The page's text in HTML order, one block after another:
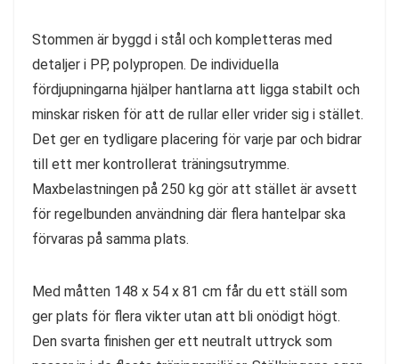
Stommen är byggd i stål och kompletteras med
detaljer i PP, polypropen. De individuella
fördjupningarna hjälper hantlarna att ligga stabilt och
minskar risken för att de rullar eller vrider sig i stället.
Det ger en tydligare placering för varje par och bidrar
till ett mer kontrollerat träningsutrymme.
Maxbelastningen på 250 kg gör att stället är avsett
för regelbunden användning där flera hantelpar ska
förvaras på samma plats.
Med måtten 148 x 54 x 81 cm får du ett ställ som
ger plats för flera vikter utan att bli onödigt högt.
Den svarta finishen ger ett neutralt uttryck som